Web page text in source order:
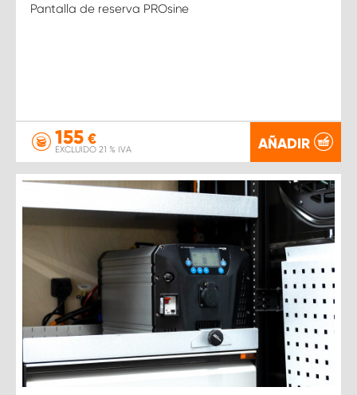
Pantalla de reserva PROsine
155 €
EXCLUIDO 21 % IVA AÑADIR